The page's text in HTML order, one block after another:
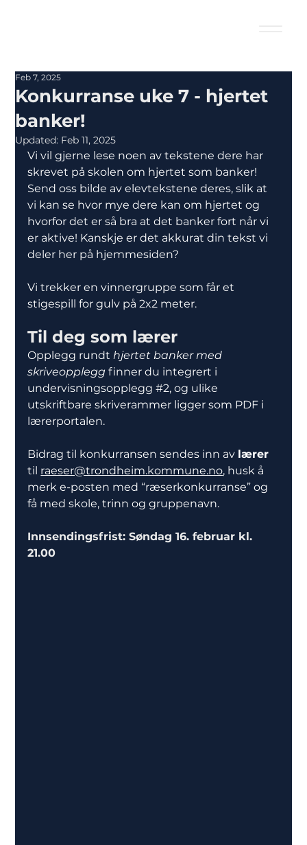
Konkurranse uke 7 - hjertet
banker!
Feb 7, 2025
Updated: Feb 11, 2025
Vi vil gjerne lese noen av tekstene dere har
skrevet på skolen om hjertet som banker!
Send oss bilde av elevtekstene deres, slik at
vi kan se hvor mye dere kan om hjertet og
hvorfor det er så bra at det banker fort når vi
er aktive! Kanskje er det akkurat din tekst vi
deler her på hjemmesiden?
Vi trekker en vinnergruppe som får et
stigespill for gulv på 2x2 meter.
Til deg som lærer
Opplegg rundt hjertet banker med
skriveopplegg finner du integrert i
undervisningsopplegg #2, og ulike
utskriftbare skriverammer ligger som PDF i
lærerportalen.
Bidrag til konkurransen sendes inn av lærer
til raeser@trondheim.kommune.no, husk å
merk e-posten med “ræserkonkurranse” og
få med skole, trinn og gruppenavn.
Innsendingsfrist: Søndag 16. februar kl.
21.00